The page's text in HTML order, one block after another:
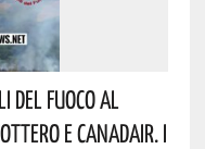
Del Fuoco Al
E Canadair. I